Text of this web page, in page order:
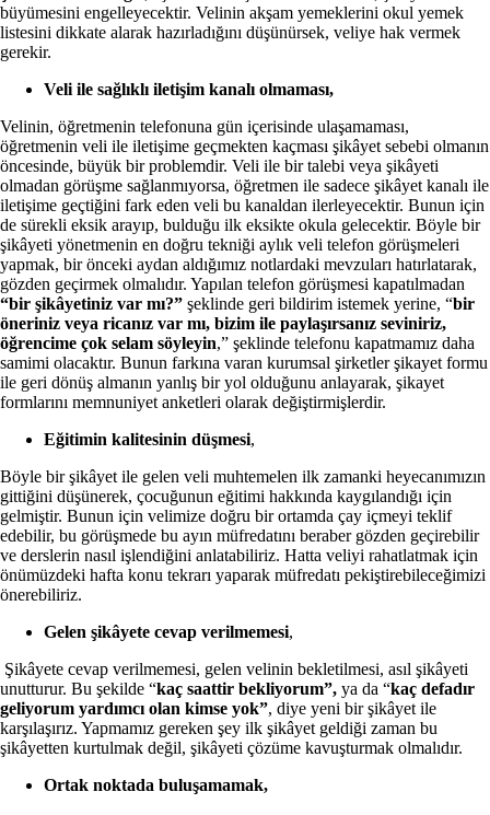
büyümesini engelleyecektir. Velinin akşam yemeklerini okul yemek
listesini dikkate alarak hazırladığını düşünürsek, veliye hak vermek
gerekir.
Veli ile sağlıklı iletişim kanalı olmaması,
Velinin, öğretmenin telefonuna gün içerisinde ulaşamaması,
öğretmenin veli ile iletişime geçmekten kaçması şikâyet sebebi olmanın
öncesinde, büyük bir problemdir. Veli ile bir talebi veya şikâyeti
olmadan görüşme sağlanmıyorsa, öğretmen ile sadece şikâyet kanalı ile
iletişime geçtiğini fark eden veli bu kanaldan ilerleyecektir. Bunun için
de sürekli eksik arayıp, bulduğu ilk eksikte okula gelecektir. Böyle bir
şikâyeti yönetmenin en doğru tekniği aylık veli telefon görüşmeleri
yapmak, bir önceki aydan aldığımız notlardaki mevzuları hatırlatarak,
gözden geçirmek olmalıdır. Yapılan telefon görüşmesi kapatılmadan
“bir şikâyetiniz var mı?” şeklinde geri bildirim istemek yerine, “bir
öneriniz veya ricanız var mı, bizim ile paylaşırsanız seviniriz,
öğrencime çok selam söyleyin,” şeklinde telefonu kapatmamız daha
samimi olacaktır. Bunun farkına varan kurumsal şirketler şikayet formu
ile geri dönüş almanın yanlış bir yol olduğunu anlayarak, şikayet
formlarını memnuniyet anketleri olarak değiştirmişlerdir.
Eğitimin kalitesinin düşmesi,
Böyle bir şikâyet ile gelen veli muhtemelen ilk zamanki heyecanımızın
gittiğini düşünerek, çocuğunun eğitimi hakkında kaygılandığı için
gelmiştir. Bunun için velimize doğru bir ortamda çay içmeyi teklif
edebilir, bu görüşmede bu ayın müfredatını beraber gözden geçirebilir
ve derslerin nasıl işlendiğini anlatabiliriz. Hatta veliyi rahatlatmak için
önümüzdeki hafta konu tekrarı yaparak müfredatı pekiştirebileceğimizi
önerebiliriz.
Gelen şikâyete cevap verilmemesi,
Şikâyete cevap verilmemesi, gelen velinin bekletilmesi, asıl şikâyeti
unutturur. Bu şekilde “kaç saattir bekliyorum”, ya da “kaç defadır
geliyorum yardımcı olan kimse yok”, diye yeni bir şikâyet ile
karşılaşırız. Yapmamız gereken şey ilk şikâyet geldiği zaman bu
şikâyetten kurtulmak değil, şikâyeti çözüme kavuşturmak olmalıdır.
Ortak noktada buluşamamak,